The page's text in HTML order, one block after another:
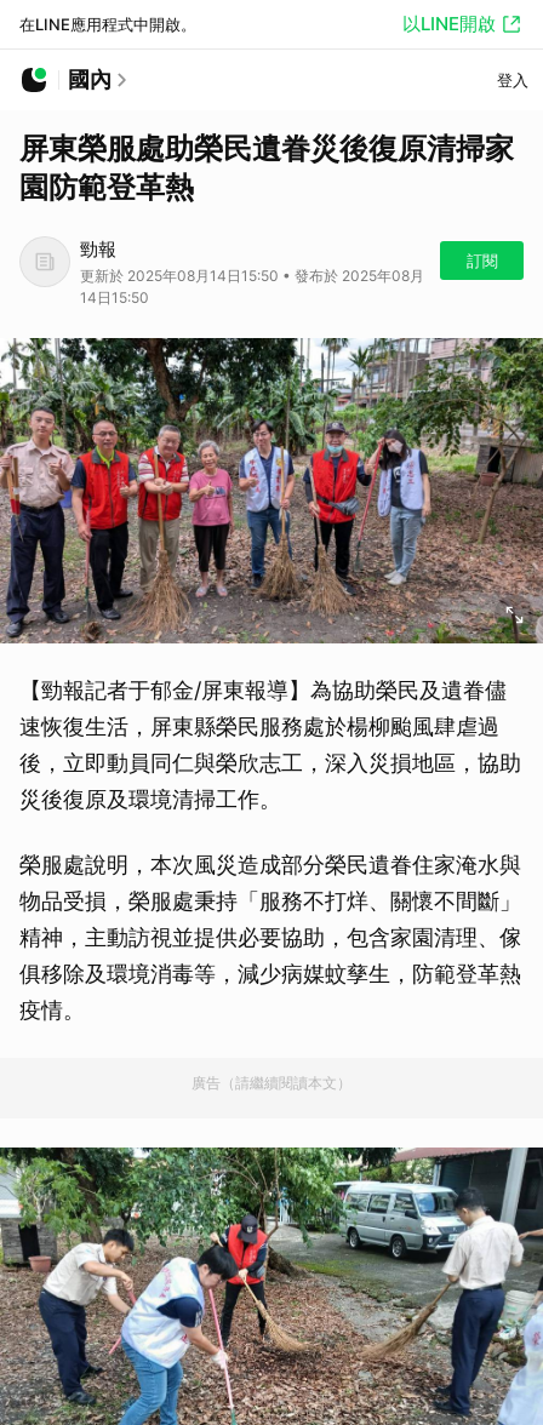
在LINE應用程式中開啟。 以LINE開啟
國內 登入
屏東榮服處助榮民遺眷災後復原清掃家
園防範登革熱
勁報
更新於 2025年08月14日15:50 • 發布於 2025年08月
14日15:50
訂閱
【勁報記者于郁金/屏東報導】為協助榮民及遺眷儘
速恢復生活，屏東縣榮民服務處於楊柳颱風肆虐過
後，立即動員同仁與榮欣志工，深入災損地區，協助
災後復原及環境清掃工作。
榮服處說明，本次風災造成部分榮民遺眷住家淹水與
物品受損，榮服處秉持「服務不打烊、關懷不間斷」
精神，主動訪視並提供必要協助，包含家園清理、傢
俱移除及環境消毒等，減少病媒蚊孳生，防範登革熱
疫情。
廣告（請繼續閱讀本文）